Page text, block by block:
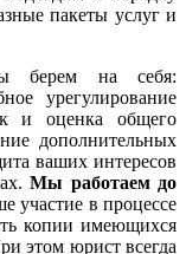
пакеты услуг и
берем на себя:
урегулирование
и оценка общего
дополнительных
ваших интересов
Мы работаем до
участие в процессе
копии имеющихся
этом юрист всегда